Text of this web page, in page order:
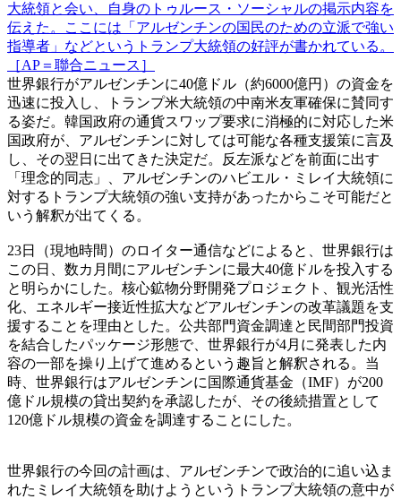
大統領と会い、自身のトゥルース・ソーシャルの掲示内容を
伝えた。ここには「アルゼンチンの国民のための立派で強い
指導者」などというトランプ大統領の好評が書かれている。
［AP＝聯合ニュース］
世界銀行がアルゼンチンに40億ドル（約6000億円）の資金を
迅速に投入し、トランプ米大統領の中南米友軍確保に賛同す
る姿だ。韓国政府の通貨スワップ要求に消極的に対応した米
国政府が、アルゼンチンに対しては可能な各種支援策に言及
し、その翌日に出てきた決定だ。反左派などを前面に出す
「理念的同志」、アルゼンチンのハビエル・ミレイ大統領に
対するトランプ大統領の強い支持があったからこそ可能だと
いう解釈が出てくる。
23日（現地時間）のロイター通信などによると、世界銀行は
この日、数カ月間にアルゼンチンに最大40億ドルを投入する
と明らかにした。核心鉱物分野開発プロジェクト、観光活性
化、エネルギー接近性拡大などアルゼンチンの改革議題を支
援することを理由とした。公共部門資金調達と民間部門投資
を結合したパッケージ形態で、世界銀行が4月に発表した内
容の一部を操り上げて進めるという趣旨と解釈される。当
時、世界銀行はアルゼンチンに国際通貨基金（IMF）が200
億ドル規模の貸出契約を承認したが、その後続措置として
120億ドル規模の資金を調達することにした。
世界銀行の今回の計画は、アルゼンチンで政治的に追い込ま
れたミレイ大統領を助けようというトランプ大統領の意中が